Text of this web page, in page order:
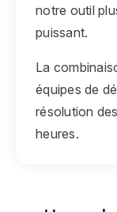
notre outil
puissant.
La
équipes de
résolution
heures.